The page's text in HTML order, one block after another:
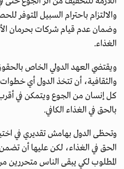
والالتزام باحترام السبيل المتوفر
وضمان عدم قيام شركات بحرمان
الغذاء.
ويقتضي العهد الدولي الخاص
والثقافية، أن تتخذ الدول أي
كل إنسان من الجوع ويتمكن في
بالحق في الغذاء الكافي.
وتحظى الدول بهامش تقديري في
الحق في الغذاء، لكن عليها أن
المطلوب لكي يبقى الناس متحررين